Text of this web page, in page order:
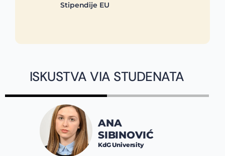
Stipendije EU
ISKUSTVA VIA STUDENATA
ANA
SIBINOVIĆ
KdG University